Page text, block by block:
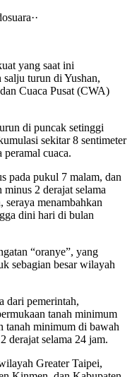
··
yang saat ini
turun di Yushan,
Cuaca Pusat (CWA)
di puncak setinggi
sekitar 8 sentimeter
cuaca.
pada pukul 7 malam, dan
2 derajat selama
seraya menambahkan
dini hari di bulan
“oranye”, yang
sebagian besar wilayah
dari pemerintah,
tanah minimum
tanah minimum di bawah
derajat selama 24 jam.
Greater Taipei,